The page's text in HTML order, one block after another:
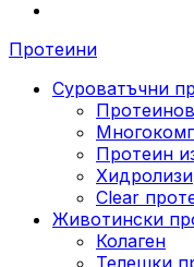
Протеини
Суроватъчни
Протеин
Clear
Животински
Колаген
Телешки